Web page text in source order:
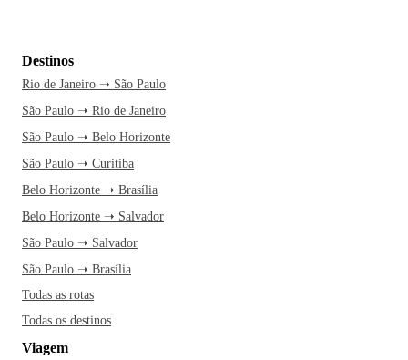
Destinos
Rio de Janeiro ➝ São Paulo
São Paulo ➝ Rio de Janeiro
São Paulo ➝ Belo Horizonte
São Paulo ➝ Curitiba
Belo Horizonte ➝ Brasília
Belo Horizonte ➝ Salvador
São Paulo ➝ Salvador
São Paulo ➝ Brasília
Todas as rotas
Todas os destinos
Viagem